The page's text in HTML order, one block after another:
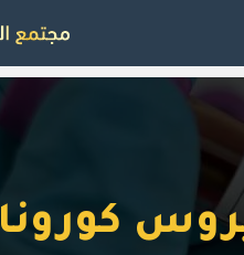
كورونا